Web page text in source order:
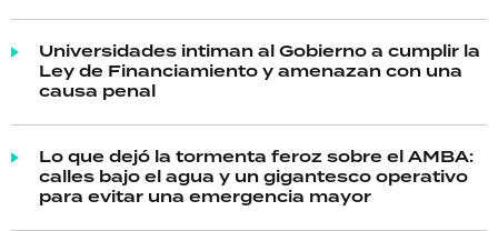
Universidades intiman al Gobierno a cumplir la
Ley de Financiamiento y amenazan con una
causa penal
Lo que dejó la tormenta feroz sobre el AMBA:
calles bajo el agua y un gigantesco operativo
para evitar una emergencia mayor